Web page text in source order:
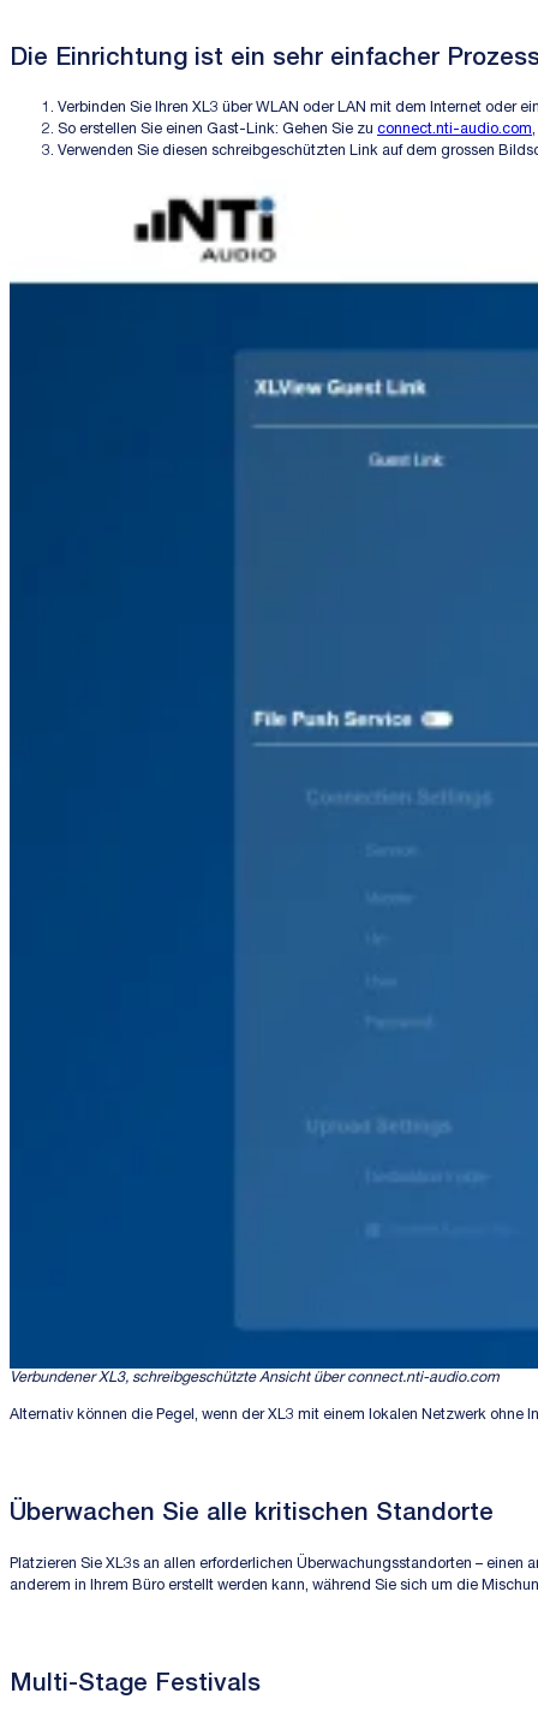
Die Einrichtung ist ein sehr einfacher
Verbinden Sie Ihren XL3 über WLAN oder LAN mit dem Internet oder
So erstellen Sie einen Gast-Link: Gehen Sie zu connect.nti-audio.com
Verwenden Sie diesen schreibgeschützten Link auf dem grossen
Verbundener XL3, schreibgeschützte Ansicht über connect.nti-audio.com
Alternativ können die Pegel, wenn der XL3 mit einem lokalen Netzwerk
Überwachen Sie alle kritischen Standorte
Platzieren Sie XL3s an allen erforderlichen Überwachungsstandorten –
anderem in Ihrem Büro erstellt werden kann, während Sie sich um die
Multi-Stage Festivals